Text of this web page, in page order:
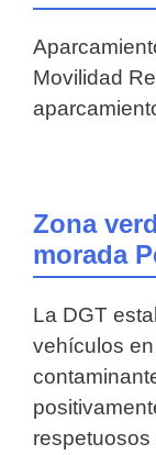
Movilidad
Zona
morada
La DGT
vehículos